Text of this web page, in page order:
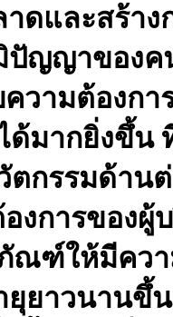
ดและสร้าง
ปัญญาของค
วามต้องกา
ด้มากยิ่งขึ้
ตกรรมด้า
งการของผู้
ณฑ์ให้มีคว
ยาวนานขึ้